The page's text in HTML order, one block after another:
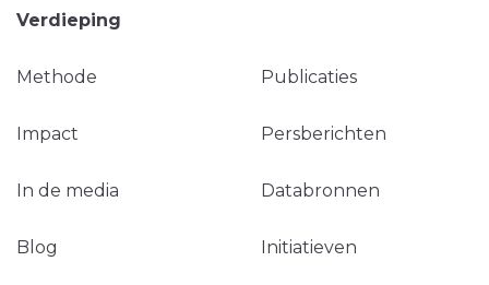
Verdieping
Methode Publicaties
Impact Persberichten
In de media Databronnen
Blog Initiatieven